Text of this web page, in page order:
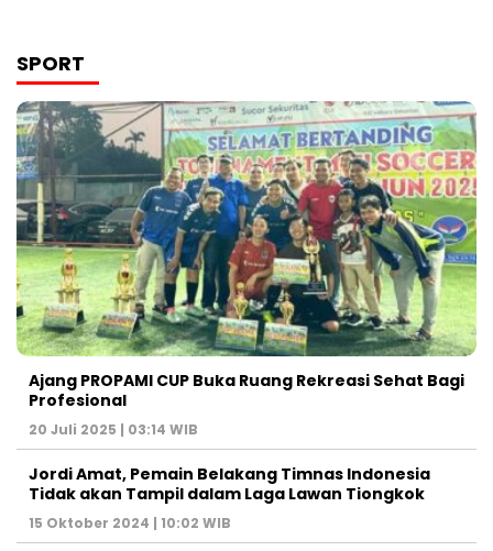
SPORT
Ajang PROPAMI CUP Buka Ruang Rekreasi Sehat Bagi
Profesional
20 Juli 2025 | 03:14 WIB
Jordi Amat, Pemain Belakang Timnas Indonesia
Tidak akan Tampil dalam Laga Lawan Tiongkok
15 Oktober 2024 | 10:02 WIB